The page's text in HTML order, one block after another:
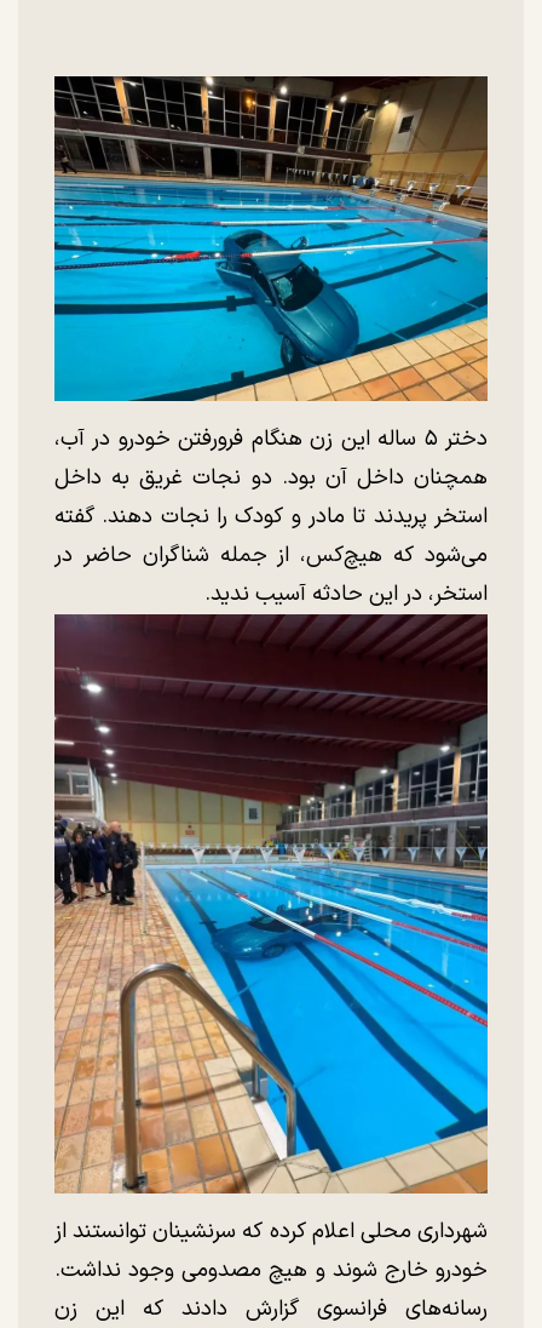
دختر ۵ ساله این زن هنگام فرورفتن خودرو در آب،
همچنان داخل آن بود. دو نجات غریق به داخل
استخر پریدند تا مادر و کودک را نجات دهند. گفته
می‌شود که هیچ‌کس، از جمله شناگران حاضر در
استخر، در این حادثه آسیب ندید.
شهرداری محلی اعلام کرده که سرنشینان توانستند از
خودرو خارج شوند و هیچ مصدومی وجود نداشت.
رسانه‌های فرانسوی گزارش دادند که این زن